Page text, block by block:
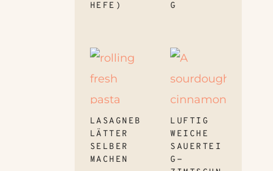
HEFE)
LASAGNEB
LÄTTER
SELBER
MACHEN
LUFTIG
WEICHE
SAUERTEI
G-